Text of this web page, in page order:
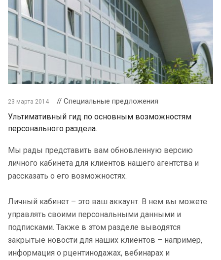
23 марта 2014 // Специальные предложения
Ультимативный гид по основным возможностям
персонального раздела.
Мы рады представить вам обновленную версию
личного кабинета для клиентов нашего агентства и
рассказать о его возможностях.
Личный кабинет – это ваш аккаунт. В нем вы можете
управлять своими персональными данными и
подписками. Также в этом разделе выводятся
закрытые новости для наших клиентов – например,
информация о рцентинодажах, вебинарах и